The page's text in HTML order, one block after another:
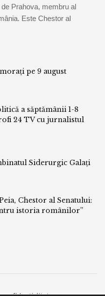
Prahova, membru al
Este Chestor al
pe 9 august
a săptămânii 1-8
24 TV cu jurnalistul
Siderurgic Galați
Chestor al Senatului:
istoria românilor”